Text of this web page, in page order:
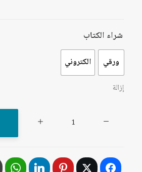
شراء الكتاب
ورقي الكتروني
إزالة
عند